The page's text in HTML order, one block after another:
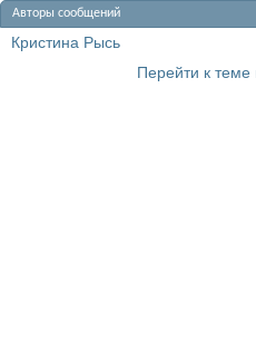
Авторы сообщений
Кристина Рысь
Перейти к теме